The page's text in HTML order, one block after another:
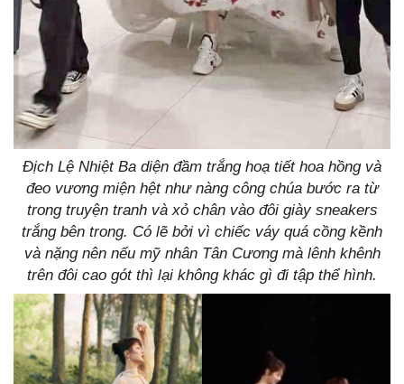
Địch Lệ Nhiệt Ba diện đầm trắng hoạ tiết hoa hồng và
đeo vương miện hệt như nàng công chúa bước ra từ
trong truyện tranh và xỏ chân vào đôi giày sneakers
trắng bên trong. Có lẽ bởi vì chiếc váy quá cồng kềnh
và nặng nên nếu mỹ nhân Tân Cương mà lênh khênh
trên đôi cao gót thì lại không khác gì đi tập thể hình.